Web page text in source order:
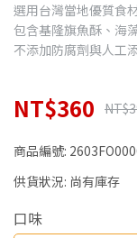
選用台灣當地優質食
包含基隆旗魚酥、海
不添加防腐劑與人工
NT$360
商品編號:
供貨狀況: 尚有庫存
口味